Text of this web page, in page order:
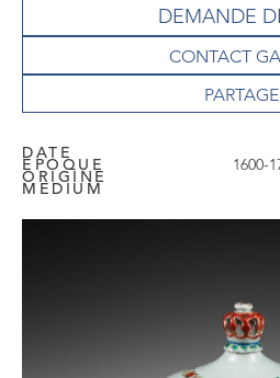
DEMANDE
CONTACT
DATE
EPOQUE 1600-
ORIGINE
MEDIUM